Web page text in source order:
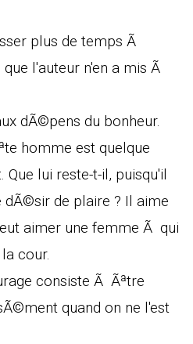
plus de temps Ã
l'auteur n'en a mis Ã
dÃ©pens du bonheur.
homme est quelque
Que lui reste-t-il, puisqu'il
de plaire ? Il aime
aimer une femme Ã qui
cour.
consiste Ã Ãªtre
quand on ne l'est